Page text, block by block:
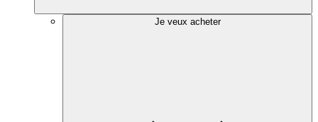
Je veux acheter